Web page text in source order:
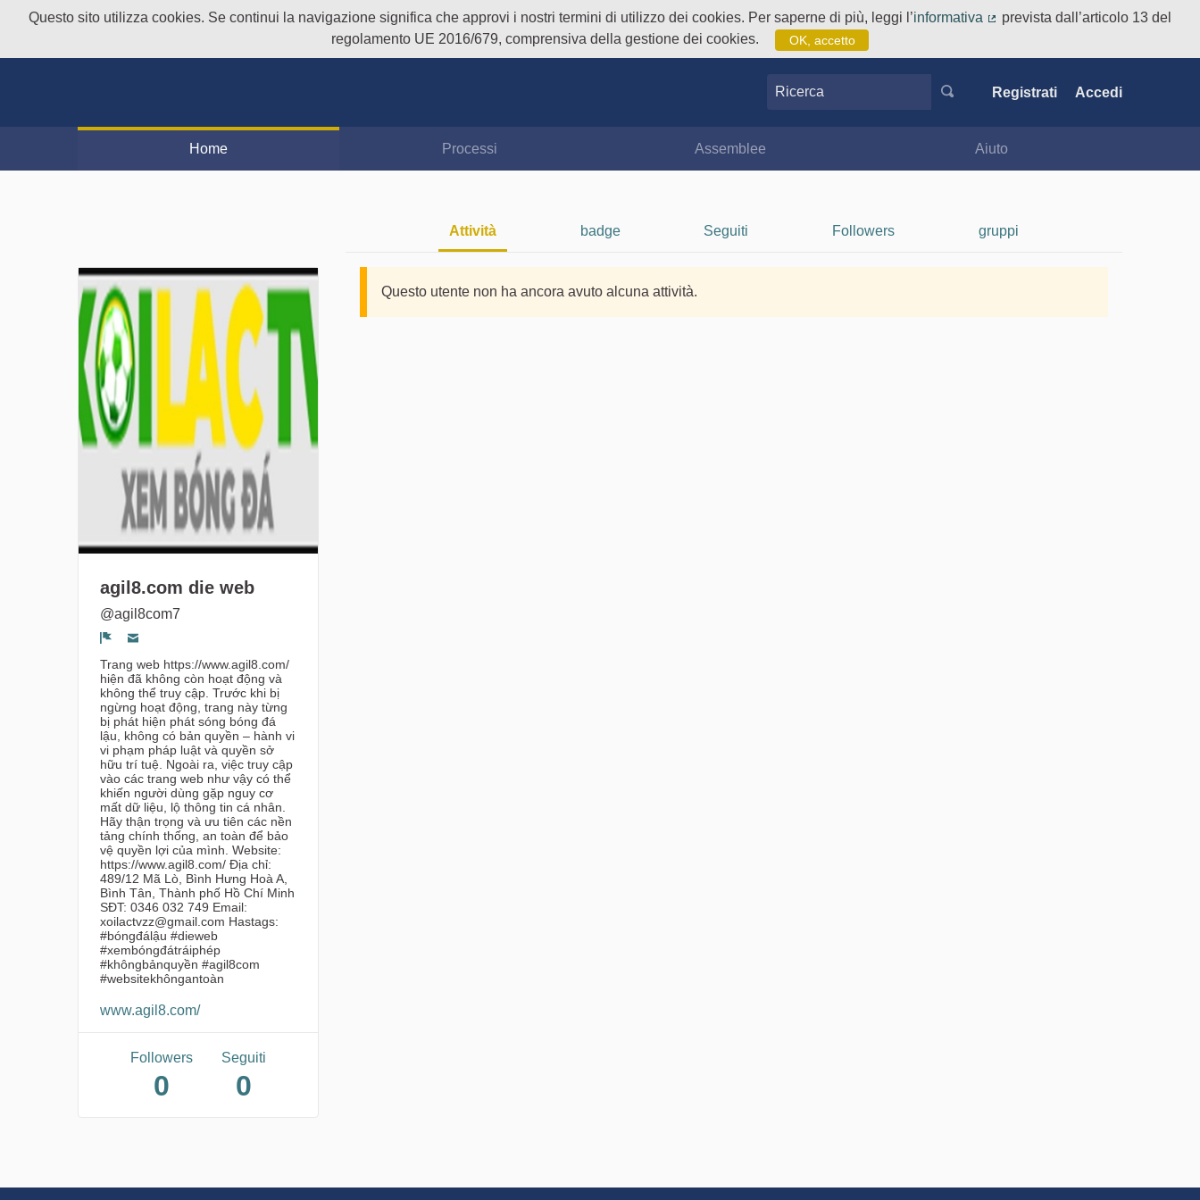
Questo sito utilizza cookies. Se continui la navigazione significa che approvi i nostri termini di utilizzo dei cookies. Per saperne di più, leggi l’informativa
prevista dall’articolo 13 del
regolamento UE 2016/679, comprensiva della gestione dei cookies.
OK, accetto
Ricerca Registrati Accedi
Home Processi Assemblee Aiuto
Attività badge Seguiti Followers gruppi
agil8.com die web
@agil8com7
Segnala un problema
Trang web https://www.agil8.com/
hiện đã không còn hoạt động và
không thể truy cập. Trước khi bị
ngừng hoạt động, trang này từng
bị phát hiện phát sóng bóng đá
lậu, không có bản quyền – hành vi
vi phạm pháp luật và quyền sở
hữu trí tuệ. Ngoài ra, việc truy cập
vào các trang web như vậy có thể
khiến người dùng gặp nguy cơ
mất dữ liệu, lộ thông tin cá nhân.
Hãy thận trọng và ưu tiên các nền
tảng chính thống, an toàn để bảo
vệ quyền lợi của mình. Website:
https://www.agil8.com/ Địa chỉ:
489/12 Mã Lò, Bình Hưng Hoà A,
Bình Tân, Thành phố Hồ Chí Minh
SĐT: 0346 032 749 Email:
xoilactvzz@gmail.com Hastags:
#bóngđálậu #dieweb
#xembóngđátráiphép
#khôngbảnquyền #agil8com
#websitekhôngantoàn
www.agil8.com/
Followers
0
Seguiti
0
Questo utente non ha ancora avuto alcuna attività.